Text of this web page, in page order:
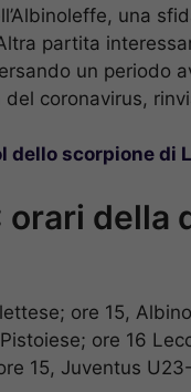
una
partita
un periodo
coronavirus,
dello scorpione di
orari
ore 15,
ore 16
15, Juventus